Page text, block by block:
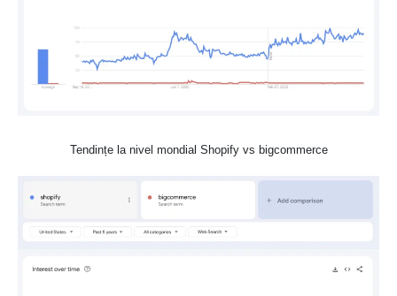
Tendințe la nivel mondial Shopify vs bigcommerce